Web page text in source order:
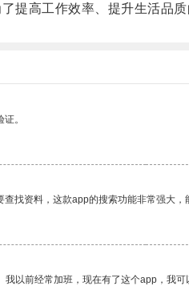
高工作效率、提升生活品质
。
找资料，这款app的搜索功能非常强大，
以前经常加班，现在有了这个app，我可